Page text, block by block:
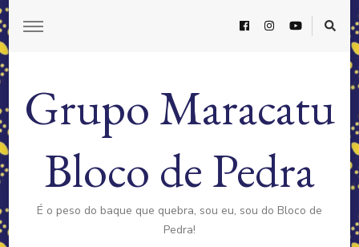
Grupo Maracatu
Bloco de Pedra
É o peso do baque que quebra, sou eu, sou do Bloco de
Pedra!